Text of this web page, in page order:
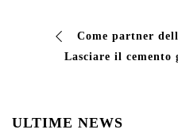
ULTIME NEWS